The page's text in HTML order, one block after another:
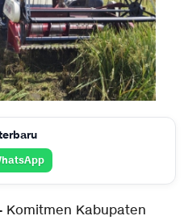
Komitmen Kabupaten